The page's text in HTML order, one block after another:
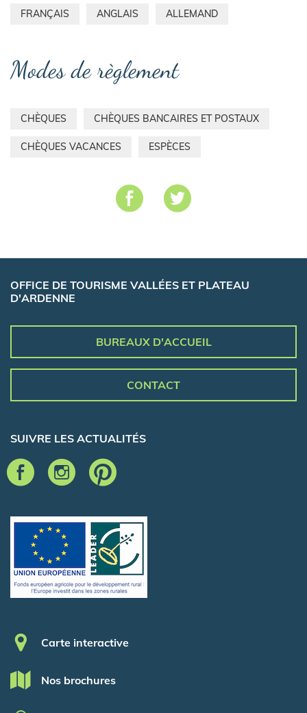
FRANÇAIS ANGLAIS ALLEMAND
Modes de règlement
CHÈQUES CHÈQUES BANCAIRES ET POSTAUX
CHÈQUES VACANCES ESPÈCES
OFFICE DE TOURISME VALLÉES ET PLATEAU
D'ARDENNE
BUREAUX D'ACCUEIL
CONTACT
SUIVRE LES ACTUALITÉS
Pied de page
Carte interactive
Nos brochures